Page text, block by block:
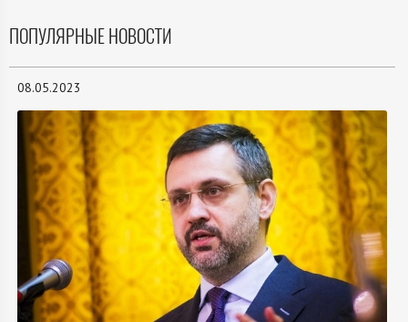
ПОПУЛЯРНЫЕ НОВОСТИ
08.05.2023